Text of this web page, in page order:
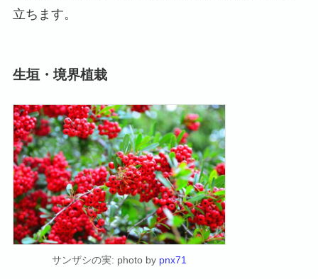
立ちます。
生垣・境界植栽
サンザシの実: photo by pnx71